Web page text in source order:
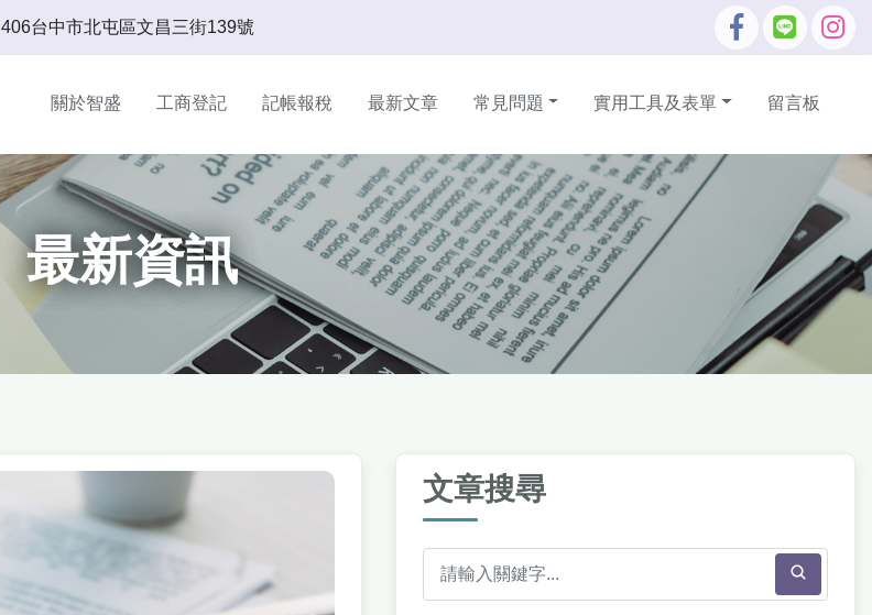
406台中市北屯區文昌三街139號
關於智盛 工商登記 記帳報稅 最新文章 常見問題 實用工具及表單 留言板
最新資訊
文章搜尋